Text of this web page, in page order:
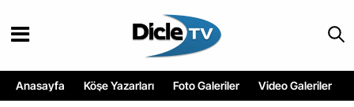
Anasayfa Köşe Yazarları Foto Galeriler Video Galeriler